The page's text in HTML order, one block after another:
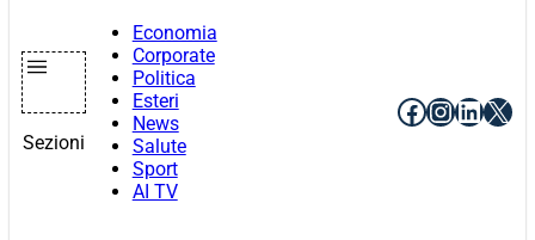
Sezioni
Economia
Corporate
Politica
Esteri
News
Salute
Sport
AI TV
Facebook
X